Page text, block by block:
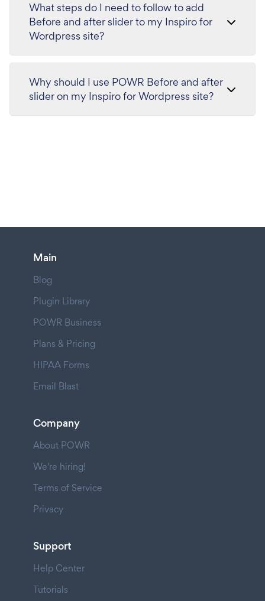
What steps do I need to follow to add
Before and after slider to my Inspiro for
Wordpress site?
Why should I use POWR Before and after
slider on my Inspiro for Wordpress site?
Main
Blog
Plugin Library
POWR Business
Plans & Pricing
HIPAA Forms
Email Blast
Company
About POWR
We're hiring!
Terms of Service
Privacy
Support
Help Center
Tutorials